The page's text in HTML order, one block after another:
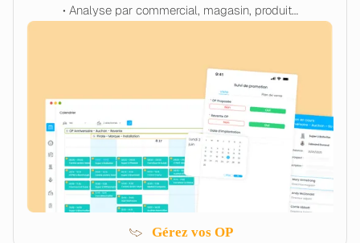
• Analyse par commercial, magasin, produit…
Gérez vos OP